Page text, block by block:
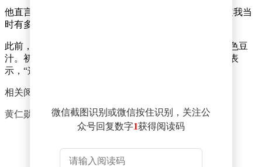
他直言，“说真的，如果你没看到我的表情，你就不知道我当
时有多享受”。
此前，黄仁勋在北京南锣鼓巷之行被偶遇品尝老北京特色豆
汁。初次入口后，黄仁勋眉头紧锁露出痛苦面具，当场表
示，“这是什么东西？味道太奇怪了”。
相关阅读：
黄仁勋逛南锣鼓巷，手拿蜜雪冰城、还喝豆汁
微信截图识别或微信按住识别，关注公
众号回复数字1获得阅读码